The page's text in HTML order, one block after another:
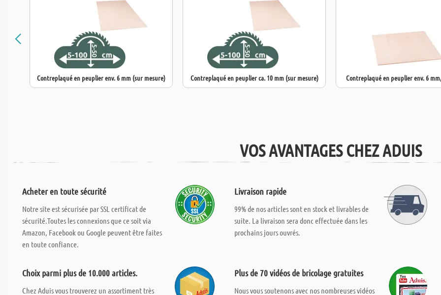
grain. Le
également
Contreplaqué en peuplier env. 6 mm (sur mesure) Contreplaqué en peuplier ca. 10 mm (sur mesure) Contreplaqué en peuplier env. 6
VOS AVANTAGES CHEZ ADUIS
Acheter en toute sécurité
Notre site est sécurisée par SSL certificat de
sécurité.Toutes les connexions que ce soit via
Amazon, Facebook ou Google peuvent être faites
en toute confiance.
Livraison rapide
99% de nos articles sont en stock et livrables de
suite. La livraison sera donc effectuée dans les
prochains jours ouvrés.
Choix parmi plus de 10.000 articles.
Chez Aduis vous trouverez un assortiment très
Plus de 70 vidéos de bricolage gratuites
Nous vous soutenons avec nos nombreuses vidéos